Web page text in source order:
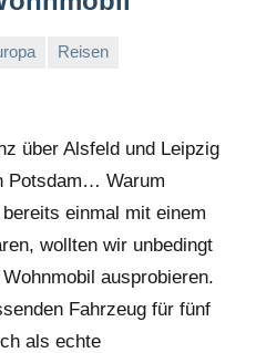
Reisen
über Alsfeld und Leipzig
Potsdam… Warum
einmal mit einem
wollten wir unbedingt
ausprobieren.
Fahrzeug für fünf
als echte